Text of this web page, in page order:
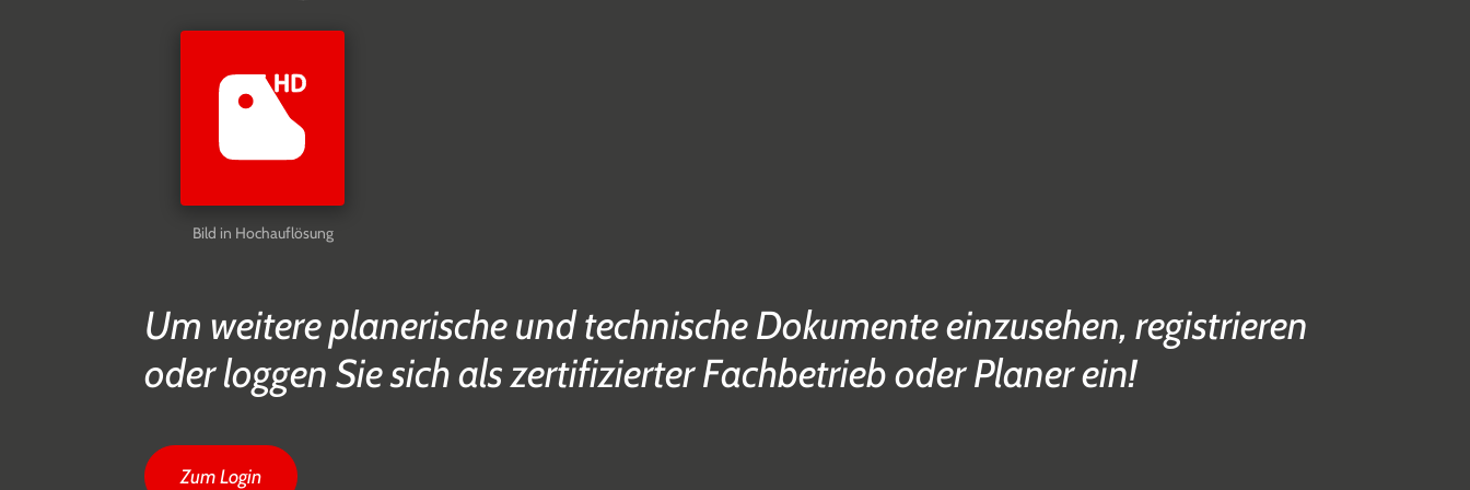
Bild in Hochauflösung
Um weitere planerische und technische Dokumente einzusehen, registrieren
oder loggen Sie sich als zertifizierter Fachbetrieb oder Planer ein!
Zum Login